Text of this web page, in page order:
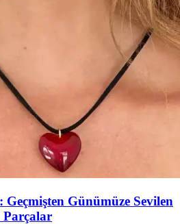
Günümüze Sevilen
Parçalar